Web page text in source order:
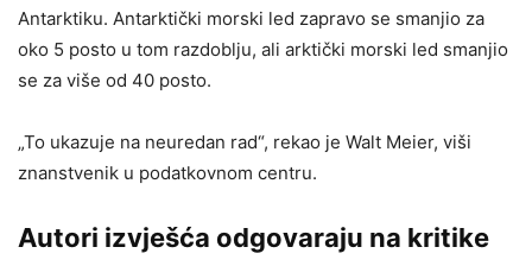
Antarktiku. Antarktički morski led zapravo se smanjio za
oko 5 posto u tom razdoblju, ali arktički morski led smanjio
se za više od 40 posto.
„To ukazuje na neuredan rad“, rekao je Walt Meier, viši
znanstvenik u podatkovnom centru.
Autori izvješća odgovaraju na kritike